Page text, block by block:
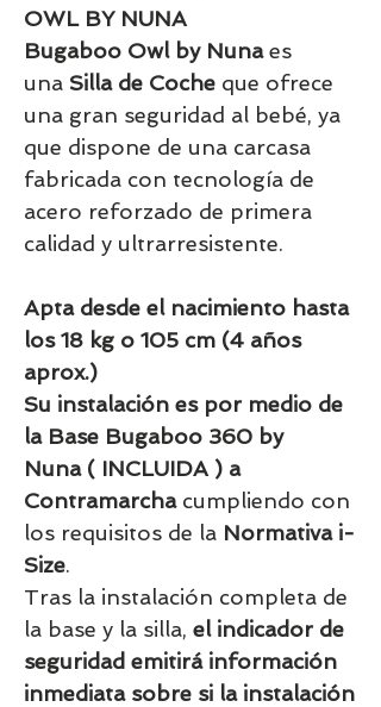
OWL BY NUNA
Bugaboo Owl by Nunaes
una Silla de Coche que ofrece
una gran seguridad al bebé, ya
que dispone de una carcasa
fabricada con tecnología de
acero reforzado de primera
calidad y ultrarresistente.
Apta desde el nacimiento hasta
los 18 kg o 105 cm (4 años
aprox.)
Su instalación es por medio de
la Base Bugaboo 360 by
Nuna ( INCLUIDA ) a
Contramarcha cumpliendo con
los requisitos de la Normativa i-
Size.
Tras la instalación completa de
la base y la silla, el indicador de
seguridad emitirá información
inmediata sobre si la instalación